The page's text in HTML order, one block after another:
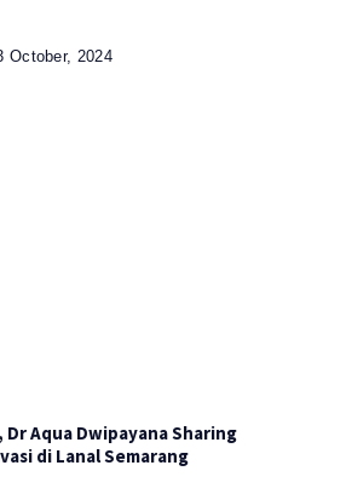
October, 2024
Dr Aqua Dwipayana Sharing
di Lanal Semarang